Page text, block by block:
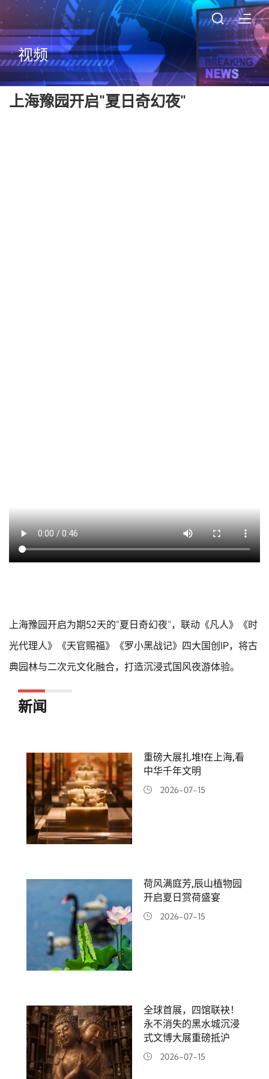
视频
上海豫园开启"夏日奇幻夜"
上海豫园开启为期52天的"夏日奇幻夜"，联动《凡人》《时
光代理人》《天官赐福》《罗小黑战记》四大国创IP，将古
典园林与二次元文化融合，打造沉浸式国风夜游体验。
新闻
重磅大展扎堆!在上海,看
中华千年文明
2026-07-15
荷风满庭芳,辰山植物园
开启夏日赏荷盛宴
2026-07-15
全球首展，四馆联袂！
永不消失的黑水城沉浸
式文博大展重磅抵沪
2026-07-15